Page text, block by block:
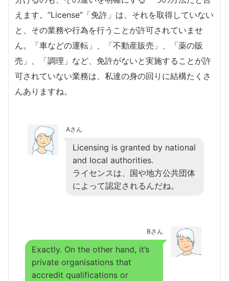
えます。”License”「免許」は、それを取得していない
と、その業務や行為を行うことが許可されていませ
ん。「車などの運転」、「不動産販売」、「薬の販
売」、「調理」など、免許がないと実施することが許
可されていない業務は、私達の身の回りに結構たくさ
んありますね。
Aさん
Licensing is granted by national
and local authorities.
ライセンスは、国や地方公共団体
によって認定されるんだね。
Bさん
Exactly. On the other hand, it’s
private organisations that
accredit qualifications or